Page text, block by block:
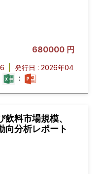
680000 円
発行日 : 2026年04
:
料市場規模、
向分析レポート